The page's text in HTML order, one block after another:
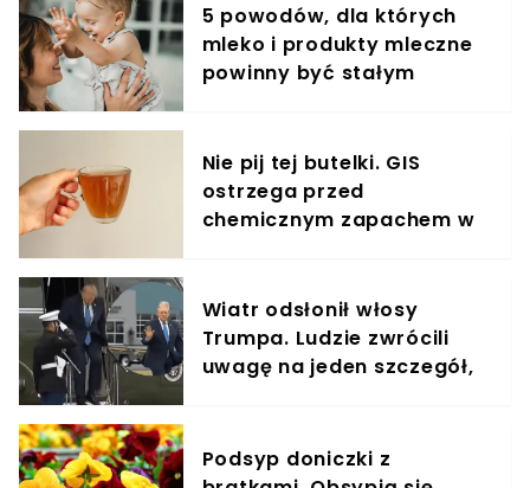
5 powodów, dla których
mleko i produkty mleczne
powinny być stałym
Nie pij tej butelki. GIS
ostrzega przed
chemicznym zapachem w
Wiatr odsłonił włosy
Trumpa. Ludzie zwrócili
uwagę na jeden szczegół,
Podsyp doniczki z